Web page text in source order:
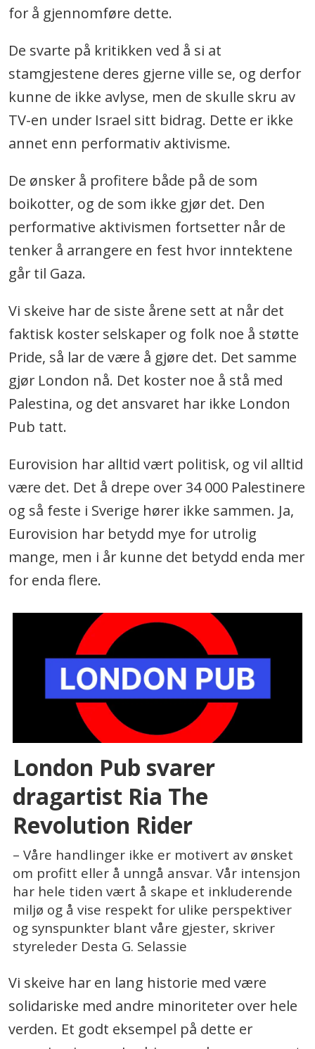
for å gjennomføre dette.
De svarte på kritikken ved å si at
stamgjestene deres gjerne ville se, og derfor
kunne de ikke avlyse, men de skulle skru av
TV-en under Israel sitt bidrag. Dette er ikke
annet enn performativ aktivisme.
De ønsker å profitere både på de som
boikotter, og de som ikke gjør det. Den
performative aktivismen fortsetter når de
tenker å arrangere en fest hvor inntektene
går til Gaza.
Vi skeive har de siste årene sett at når det
faktisk koster selskaper og folk noe å støtte
Pride, så lar de være å gjøre det. Det samme
gjør London nå. Det koster noe å stå med
Palestina, og det ansvaret har ikke London
Pub tatt.
Eurovision har alltid vært politisk, og vil alltid
være det. Det å drepe over 34 000 Palestinere
og så feste i Sverige hører ikke sammen. Ja,
Eurovision har betydd mye for utrolig
mange, men i år kunne det betydd enda mer
for enda flere.
London Pub svarer
dragartist Ria The
Revolution Rider
– Våre handlinger ikke er motivert av ønsket
om profitt eller å unngå ansvar. Vår intensjon
har hele tiden vært å skape et inkluderende
miljø og å vise respekt for ulike perspektiver
og synspunkter blant våre gjester, skriver
styreleder Desta G. Selassie
Vi skeive har en lang historie med være
solidariske med andre minoriteter over hele
verden. Et godt eksempel på dette er